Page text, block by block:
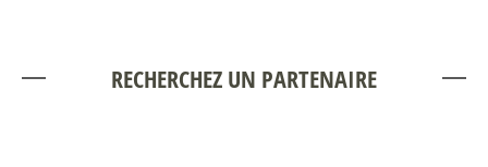
RECHERCHEZ UN PARTENAIRE